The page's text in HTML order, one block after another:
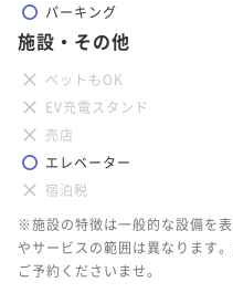
パーキング
施設・その他
ペットもOK
EV充電スタンド
売店
エレベーター
宿泊税
※施設の特徴は一般的な設備を
やサービスの範囲は異なります
ご予約くださいませ。